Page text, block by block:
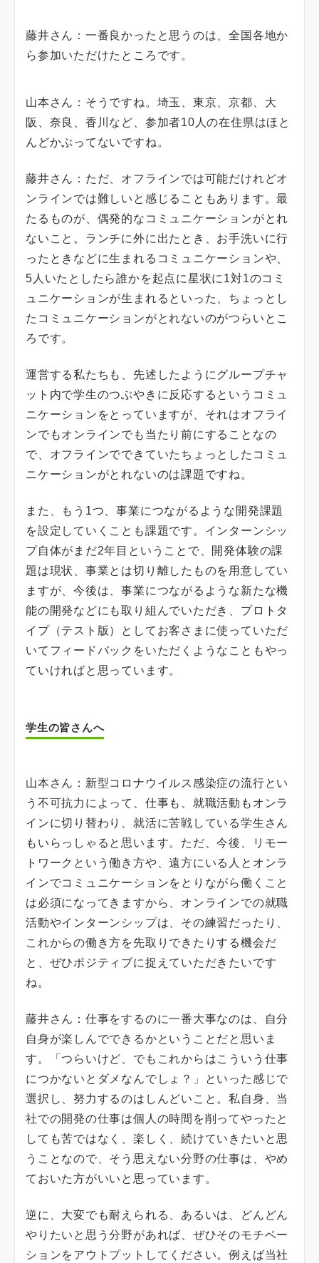
藤井さん：一番良かったと思うのは、全国各地か
ら参加いただけたところです。
山本さん：そうですね。埼玉、東京、京都、大
阪、奈良、香川など、参加者10人の在住県はほと
んどかぶってないですね。
藤井さん：ただ、オフラインでは可能だけれどオ
ンラインでは難しいと感じることもあります。最
たるものが、偶発的なコミュニケーションがとれ
ないこと。ランチに外に出たとき、お手洗いに行
ったときなどに生まれるコミュニケーションや、
5人いたとしたら誰かを起点に星状に1対1のコミ
ュニケーションが生まれるといった、ちょっとし
たコミュニケーションがとれないのがつらいとこ
ろです。
運営する私たちも、先述したようにグループチャ
ット内で学生のつぶやきに反応するというコミュ
ニケーションをとっていますが、それはオフライ
ンでもオンラインでも当たり前にすることなの
で、オフラインでできていたちょっとしたコミュ
ニケーションがとれないのは課題ですね。
また、もう1つ、事業につながるような開発課題
を設定していくことも課題です。インターンシッ
プ自体がまだ2年目ということで、開発体験の課
題は現状、事業とは切り離したものを用意してい
ますが、今後は、事業につながるような新たな機
能の開発などにも取り組んでいただき、プロトタ
イプ（テスト版）としてお客さまに使っていただ
いてフィードバックをいただくようなこともやっ
ていければと思っています。
学生の皆さんへ
山本さん：新型コロナウイルス感染症の流行とい
う不可抗力によって、仕事も、就職活動もオンラ
インに切り替わり、就活に苦戦している学生さん
もいらっしゃると思います。ただ、今後、リモー
トワークという働き方や、遠方にいる人とオンラ
インでコミュニケーションをとりながら働くこと
は必須になってきますから、オンラインでの就職
活動やインターンシップは、その練習だったり、
これからの働き方を先取りできたりする機会だ
と、ぜひポジティブに捉えていただきたいです
ね。
藤井さん：仕事をするのに一番大事なのは、自分
自身が楽しんでできるかということだと思いま
す。「つらいけど、でもこれからはこういう仕事
につかないとダメなんでしょ？」といった感じで
選択し、努力するのはしんどいこと。私自身、当
社での開発の仕事は個人の時間を削ってやったと
しても苦ではなく、楽しく、続けていきたいと思
うことなので、そう思えない分野の仕事は、やめ
ておいた方がいいと思っています。
逆に、大変でも耐えられる、あるいは、どんどん
やりたいと思う分野があれば、ぜひそのモチベー
ションをアウトプットしてください。例えば当社